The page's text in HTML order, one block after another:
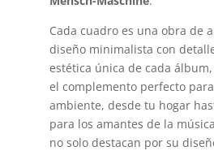
Cada cuadro es una obra de
diseño minimalista con
estética única de cada
el complemento perfecto
ambiente, desde tu hogar
para los amantes de la
no solo destacan por su